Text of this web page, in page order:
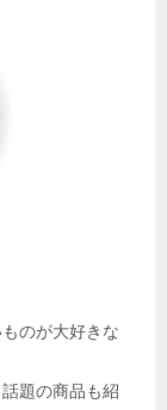
のが大好きな
題の商品も紹